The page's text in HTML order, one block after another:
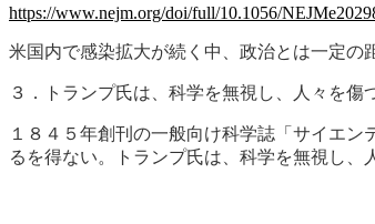
https://www.nejm.org/doi/full/10.1056/
米国内で感染拡大が続く中、政治とは一定の
３．トランプ氏は、科学を無視し、人々を傷
１８４５年創刊の一般向け科学誌「サイエ
るを得ない。トランプ氏は、科学を無視し、